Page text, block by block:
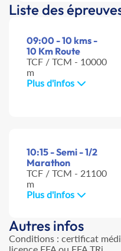
Liste des
09:00 - 10 kms -
10 Km Route
TCF / TCM - 10000
m
Plus d'infos
10:15 - Semi - 1/2
Marathon
TCF / TCM - 21100
m
Plus d'infos
Autres infos
Conditions : certificat